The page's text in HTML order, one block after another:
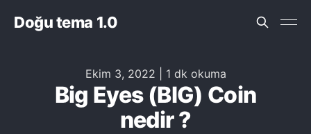
Doğu tema 1.0
Ekim 3, 2022 1 dk okuma
Big Eyes (BIG) Coin
nedir ?